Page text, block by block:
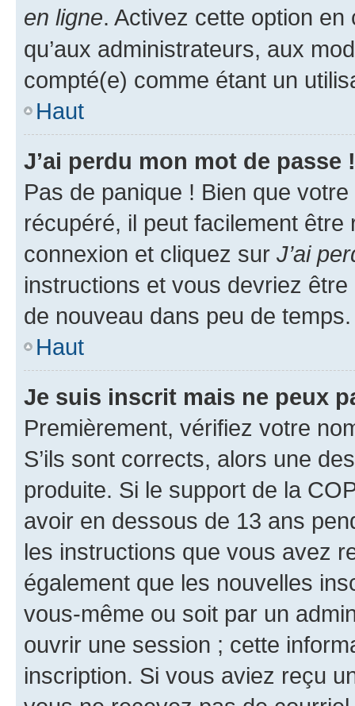
en ligne. Activez cette option
qu’aux administrateurs, aux
compté(e) comme étant un
Haut
J’ai perdu mon mot de passe !
Pas de panique ! Bien que
récupéré, il peut facilement
connexion et cliquez sur J’ai
instructions et vous devriez
de nouveau dans peu de temps.
Haut
Je suis inscrit mais ne peux
Premièrement, vérifiez votre
S’ils sont corrects, alors une
produite. Si le support de la
avoir en dessous de 13 ans
les instructions que vous avez
également que les nouvelles
vous-même ou soit par un
ouvrir une session ; cette
inscription. Si vous aviez reçu